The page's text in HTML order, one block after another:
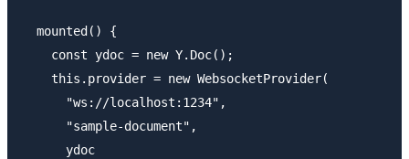
  mounted() {
    const ydoc = new Y.Doc();
    this.provider = new WebsocketProvider(
      "ws://localhost:1234",
      "sample-document",
      ydoc